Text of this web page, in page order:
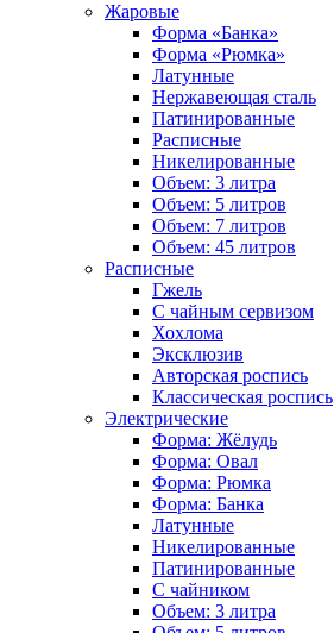
Жаровые
Форма «Банка»
Форма «Рюмка»
Латунные
Нержавеющая сталь
Патинированные
Расписные
Никелированные
Объем: 3 литра
Объем: 5 литров
Объем: 7 литров
Объем: 45 литров
Расписные
Гжель
С чайным сервизом
Хохлома
Эксклюзив
Авторская роспись
Классическая роспись
Электрические
Форма: Жёлудь
Форма: Овал
Форма: Рюмка
Форма: Банка
Латунные
Никелированные
Патинированные
С чайником
Объем: 3 литра